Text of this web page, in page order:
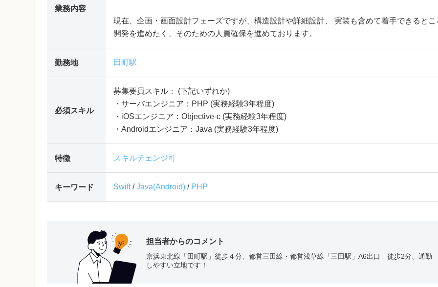
業務内容
現在、企画・画面設計フェーズですが、構造設計や詳細設計、 実装も含めて着手できるとこ
開発を進めたく、そのための人員確保を進めております。
勤務地 田町駅
必須スキル
募集要員スキル： (下記いずれか)
・サーバエンジニア：PHP (実務経験3年程度)
・iOSエンジニア：Objective-c (実務経験3年程度)
・Androidエンジニア：Java (実務経験3年程度)
特徴 スキルチェンジ可
キーワード Swift/Java(Android) / PHP
担当者からのコメント
京浜東北線「田町駅」徒歩４分、都営三田線・都営浅草線「三田駅」A6出口 徒歩2分、通勤
しやすい立地です！